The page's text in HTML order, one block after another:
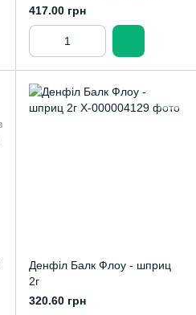
відновлення корневих
каналів
417.00 грн
Денфіл Балк Флоу - шприц
2г
320.60 грн